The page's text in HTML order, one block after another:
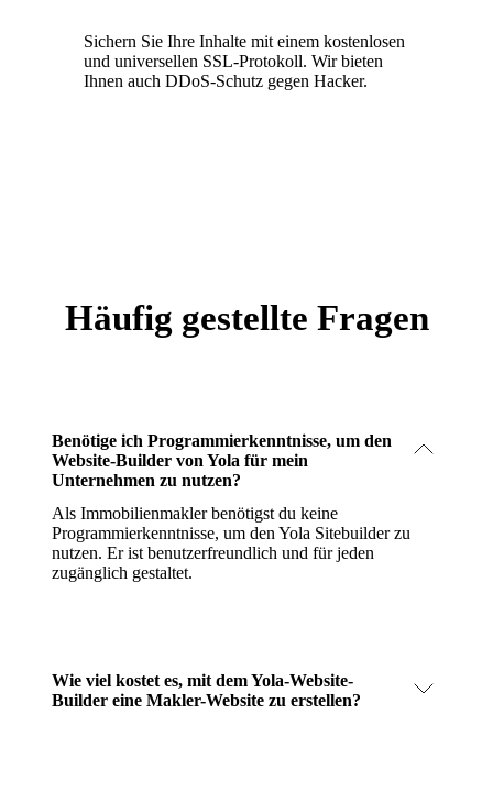
Sichern Sie Ihre Inhalte mit einem kostenlosen
und universellen SSL-Protokoll. Wir bieten
Ihnen auch DDoS-Schutz gegen Hacker.
Häufig gestellte Fragen
Benötige ich Programmierkenntnisse, um den
Website-Builder von Yola für mein
Unternehmen zu nutzen?
Als Immobilienmakler benötigst du keine
Programmierkenntnisse, um den Yola Sitebuilder zu
nutzen. Er ist benutzerfreundlich und für jeden
zugänglich gestaltet.
Wie viel kostet es, mit dem Yola-Website-
Builder eine Makler-Website zu erstellen?